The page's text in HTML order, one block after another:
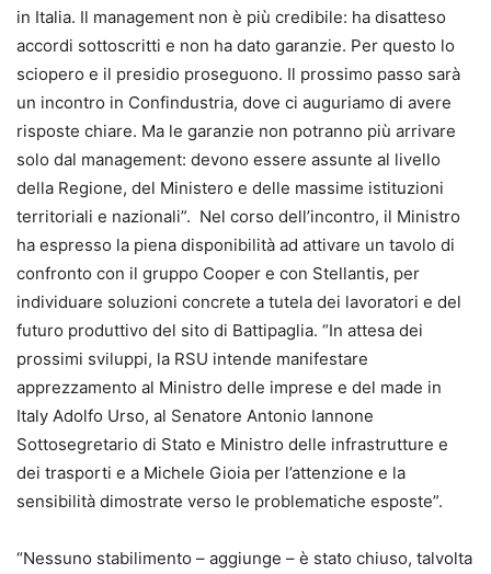
in Italia. Il management non è più credibile: ha disatteso
accordi sottoscritti e non ha dato garanzie. Per questo lo
sciopero e il presidio proseguono. Il prossimo passo sarà
un incontro in Confindustria, dove ci auguriamo di avere
risposte chiare. Ma le garanzie non potranno più arrivare
solo dal management: devono essere assunte al livello
della Regione, del Ministero e delle massime istituzioni
territoriali e nazionali”. Nel corso dell’incontro, il Ministro
ha espresso la piena disponibilità ad attivare un tavolo di
confronto con il gruppo Cooper e con Stellantis, per
individuare soluzioni concrete a tutela dei lavoratori e del
futuro produttivo del sito di Battipaglia. “In attesa dei
prossimi sviluppi, la RSU intende manifestare
apprezzamento al Ministro delle imprese e del made in
Italy Adolfo Urso, al Senatore Antonio Iannone
Sottosegretario di Stato e Ministro delle infrastrutture e
dei trasporti e a Michele Gioia per l’attenzione e la
sensibilità dimostrate verso le problematiche esposte”.
“Nessuno stabilimento – aggiunge – è stato chiuso, talvolta